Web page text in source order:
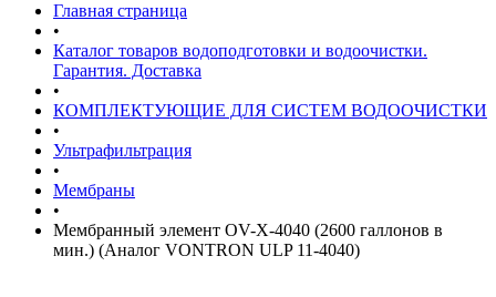
Главная страница
•
Каталог товаров водоподготовки и водоочистки.
Гарантия. Доставка
•
КОМПЛЕКТУЮЩИЕ ДЛЯ СИСТЕМ ВОДООЧИСТКИ
•
Ультрафильтрация
•
Мембраны
•
Мембранный элемент OV-X-4040 (2600 галлонов в
мин.) (Аналог VONTRON ULP 11-4040)